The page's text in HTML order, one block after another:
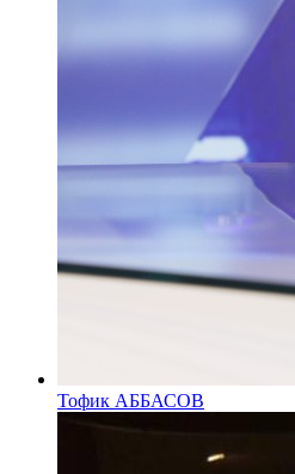
Тофик АББАСОВ